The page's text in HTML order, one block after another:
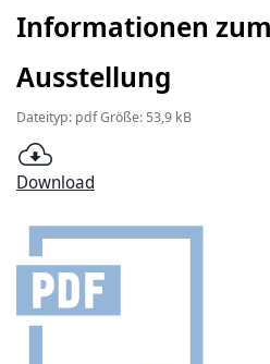
Informationen
Ausstellung
Dateityp: pdf Größe: 53,9 kB
Download